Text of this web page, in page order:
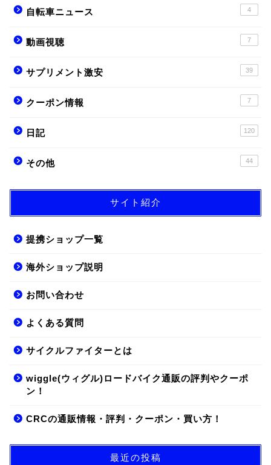
自転車ニュース 4
動画視聴 7
サプリメント激安 39
クーポン情報 7
日記 120
その他 44
サイト紹介
提携ショップ一覧
海外ショップ説明
お問い合わせ
よくある質問
サイクルファイターとは
wiggle(ウィグル)ロードバイク通販の評判やクーポ
ン！
CRCの通販情報・評判・クーポン・買い方！
最近の投稿